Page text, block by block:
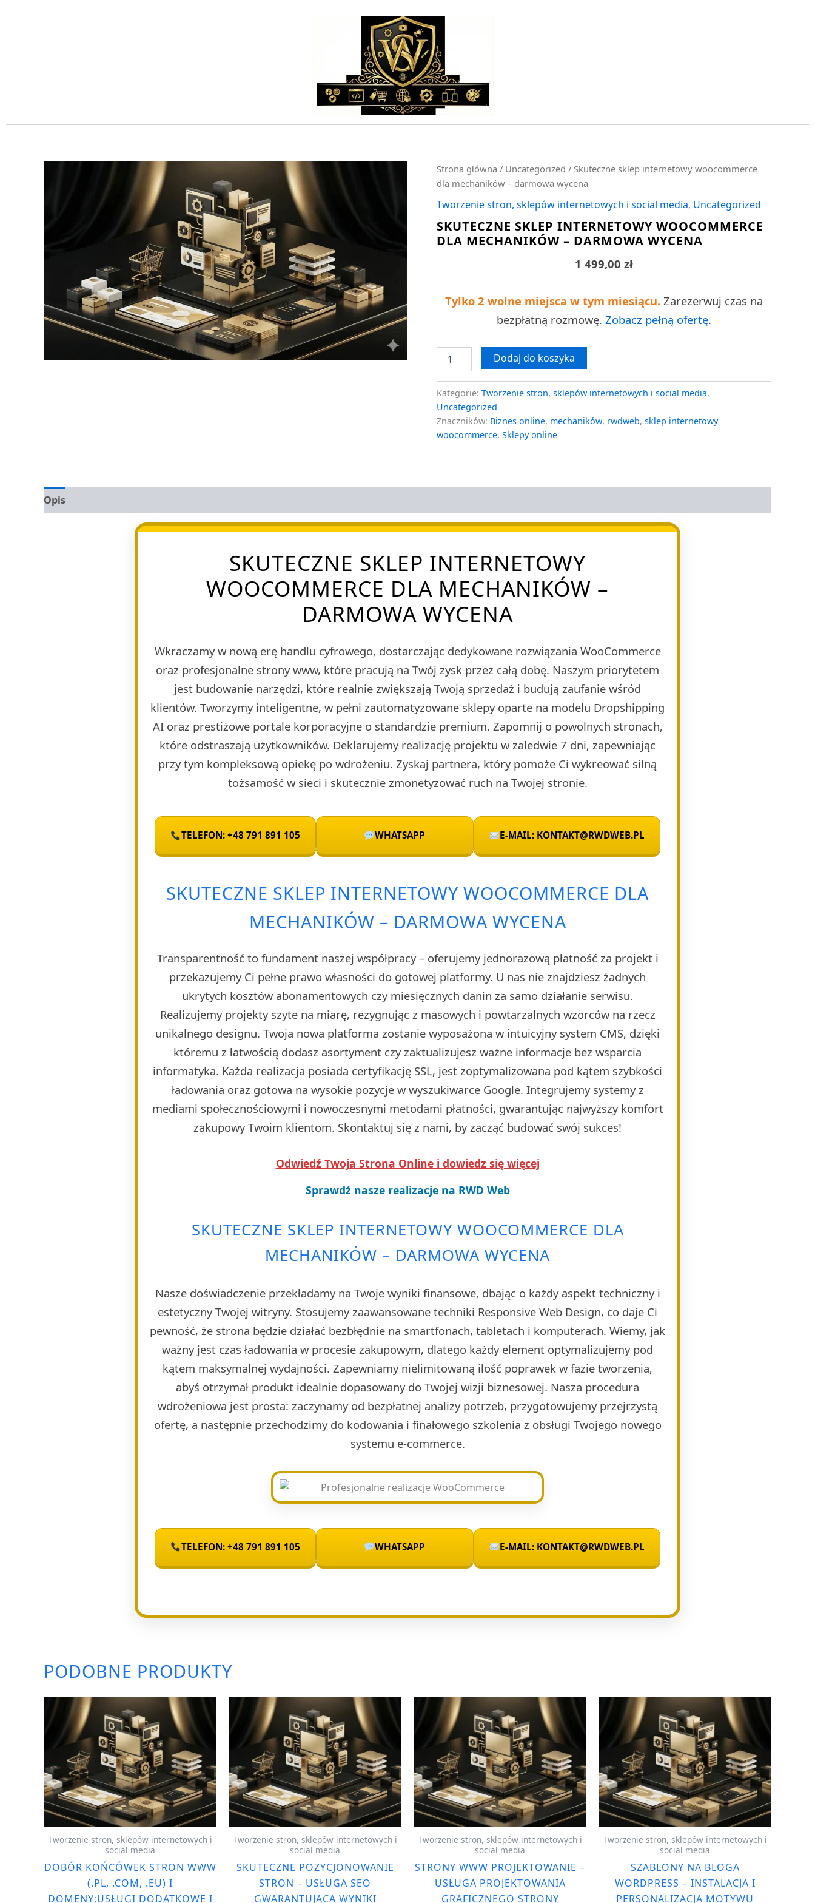
Strona główna / Uncategorized / Skuteczne sklep internetowy woocommerce
dla mechaników – darmowa wycena
Tworzenie stron, sklepów internetowych i social media, Uncategorized
SKUTECZNE SKLEP INTERNETOWY WOOCOMMERCE
DLA MECHANIKÓW – DARMOWA WYCENA
1 499,00 zł
Tylko 2 wolne miejsca w tym miesiącu. Zarezerwuj czas na
bezpłatną rozmowę. Zobacz pełną ofertę.
ilość
Skuteczne
sklep
internetowy
dla
mechaników
Dodaj do koszyka
Kategorie: Tworzenie stron, sklepów internetowych i social media,
Uncategorized
Znaczników: Biznes online, mechaników, rwdweb, sklep internetowy
woocommerce, Sklepy online
Opis
SKUTECZNE SKLEP INTERNETOWY
WOOCOMMERCE DLA MECHANIKÓW –
DARMOWA WYCENA
Wkraczamy w nową erę handlu cyfrowego, dostarczając dedykowane rozwiązania WooCommerce
oraz profesjonalne strony www, które pracują na Twój zysk przez całą dobę. Naszym priorytetem
jest budowanie narzędzi, które realnie zwiększają Twoją sprzedaż i budują zaufanie wśród
klientów. Tworzymy inteligentne, w pełni zautomatyzowane sklepy oparte na modelu Dropshipping
AI oraz prestiżowe portale korporacyjne o standardzie premium. Zapomnij o powolnych stronach,
które odstraszają użytkowników. Deklarujemy realizację projektu w zaledwie 7 dni, zapewniając
przy tym kompleksową opiekę po wdrożeniu. Zyskaj partnera, który pomoże Ci wykreować silną
tożsamość w sieci i skutecznie zmonetyzować ruch na Twojej stronie.
TELEFON: +48 791 891 105 WHATSAPP E-MAIL: KONTAKT@RWDWEB.PL
SKUTECZNE SKLEP INTERNETOWY WOOCOMMERCE DLA
MECHANIKÓW – DARMOWA WYCENA
Transparentność to fundament naszej współpracy – oferujemy jednorazową płatność za projekt i
przekazujemy Ci pełne prawo własności do gotowej platformy. U nas nie znajdziesz żadnych
ukrytych kosztów abonamentowych czy miesięcznych danin za samo działanie serwisu.
Realizujemy projekty szyte na miarę, rezygnując z masowych i powtarzalnych wzorców na rzecz
unikalnego designu. Twoja nowa platforma zostanie wyposażona w intuicyjny system CMS, dzięki
któremu z łatwością dodasz asortyment czy zaktualizujesz ważne informacje bez wsparcia
informatyka. Każda realizacja posiada certyfikację SSL, jest zoptymalizowana pod kątem szybkości
ładowania oraz gotowa na wysokie pozycje w wyszukiwarce Google. Integrujemy systemy z
mediami społecznościowymi i nowoczesnymi metodami płatności, gwarantując najwyższy komfort
zakupowy Twoim klientom. Skontaktuj się z nami, by zacząć budować swój sukces!
Odwiedź Twoja Strona Online i dowiedz się więcej
Sprawdź nasze realizacje na RWD Web
SKUTECZNE SKLEP INTERNETOWY WOOCOMMERCE DLA
MECHANIKÓW – DARMOWA WYCENA
Nasze doświadczenie przekładamy na Twoje wyniki finansowe, dbając o każdy aspekt techniczny i
estetyczny Twojej witryny. Stosujemy zaawansowane techniki Responsive Web Design, co daje Ci
pewność, że strona będzie działać bezbłędnie na smartfonach, tabletach i komputerach. Wiemy, jak
ważny jest czas ładowania w procesie zakupowym, dlatego każdy element optymalizujemy pod
kątem maksymalnej wydajności. Zapewniamy nielimitowaną ilość poprawek w fazie tworzenia,
abyś otrzymał produkt idealnie dopasowany do Twojej wizji biznesowej. Nasza procedura
wdrożeniowa jest prosta: zaczynamy od bezpłatnej analizy potrzeb, przygotowujemy przejrzystą
ofertę, a następnie przechodzimy do kodowania i finałowego szkolenia z obsługi Twojego nowego
systemu e-commerce.
TELEFON: +48 791 891 105 WHATSAPP E-MAIL: KONTAKT@RWDWEB.PL
PODOBNE PRODUKTY
Tworzenie stron, sklepów internetowych i
social media
DOBÓR KOŃCÓWEK STRON WWW
(.PL, .COM, .EU) I
DOMENY;USŁUGI DODATKOWE I
Tworzenie stron, sklepów internetowych i
social media
SKUTECZNE POZYCJONOWANIE
STRON – USŁUGA SEO
GWARANTUJĄCA WYNIKI
Tworzenie stron, sklepów internetowych i
social media
STRONY WWW PROJEKTOWANIE –
USŁUGA PROJEKTOWANIA
GRAFICZNEGO STRONY
Tworzenie stron, sklepów internetowych i
social media
SZABLONY NA BLOGA
WORDPRESS – INSTALACJA I
PERSONALIZACJA MOTYWU